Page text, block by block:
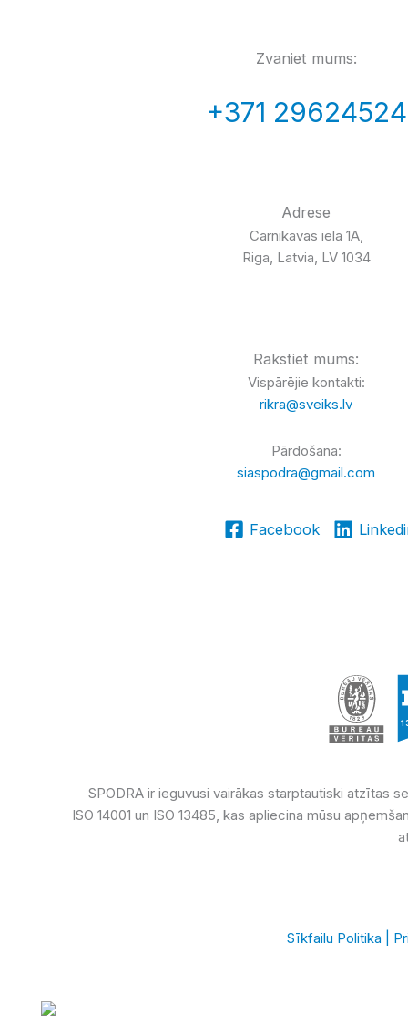
Zvaniet mums:
+371 29624524
Adrese
Carnikavas iela 1A,
Riga, Latvia, LV 1034
Rakstiet mums:
Vispārējie kontakti:
rikra@sveiks.lv
Pārdošana:
siaspodra@gmail.com
Facebook
SPODRA ir ieguvusi vairākas starptautiski atzītas
ISO 14001 un ISO 13485, kas apliecina mūsu
Sīkfailu Politika